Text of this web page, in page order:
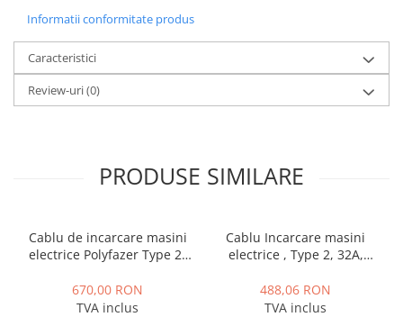
Informatii conformitate produs
Caracteristici
Review-uri(0)
PRODUSE SIMILARE
Cablu de incarcare masini
electrice Polyfazer Type 2-
5m, negru
670,00 RON
TVA inclus
Cablu Incarcare masini
electrice , Type 2, 32A,
series
488,06 RON
TVA inclus